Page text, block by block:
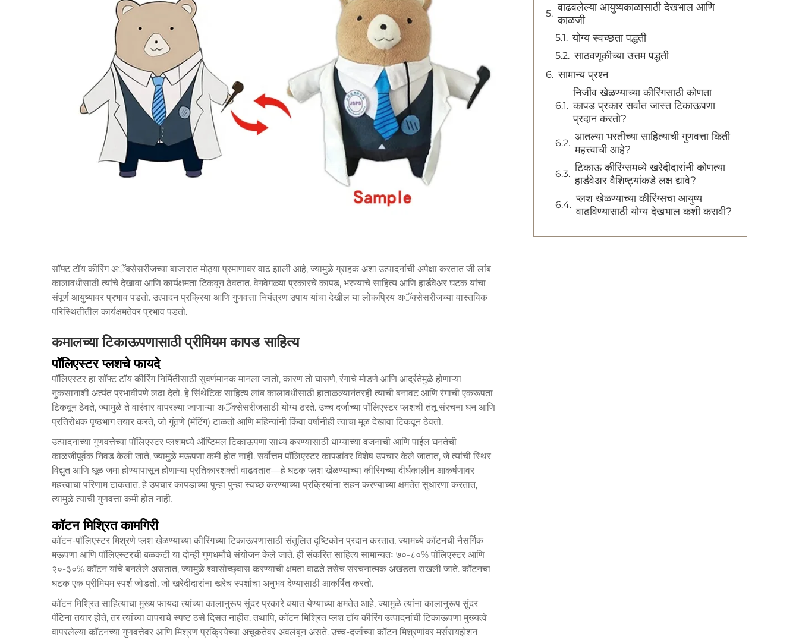
सॉफ्ट टॉय कीरिंग अॅक्सेसरीजच्या बाजारात मोठ्या प्रमाणावर वाढ झाली आहे, ज्यामुळे ग्राहक अशा उत्पादनांची अपेक्षा करतात जी लांब
कालावधीसाठी त्यांचे देखावा आणि कार्यक्षमता टिकवून ठेवतात. वेगवेगळ्या प्रकारचे कापड, भरण्याचे साहित्य आणि हार्डवेअर घटक यांचा
संपूर्ण आयुष्यावर प्रभाव पडतो. उत्पादन प्रक्रिया आणि गुणवत्ता नियंत्रण उपाय यांचा देखील या लोकप्रिय अॅक्सेसरीजच्या वास्तविक
परिस्थितीतील कार्यक्षमतेवर प्रभाव पडतो.
कमालच्या टिकाऊपणासाठी प्रीमियम कापड साहित्य
पॉलिएस्टर प्लशचे फायदे
पॉलिएस्टर हा सॉफ्ट टॉय कीरिंग निर्मितीसाठी सुवर्णमानक मानला जातो, कारण तो घासणे, रंगाचे मोडणे आणि आर्द्रतेमुळे होणाऱ्या
नुकसानाशी अत्यंत प्रभावीपणे लढा देतो. हे सिंथेटिक साहित्य लांब कालावधीसाठी हाताळल्यानंतरही त्याची बनावट आणि रंगाची एकरूपता
टिकवून ठेवते, ज्यामुळे ते वारंवार वापरल्या जाणाऱ्या अॅक्सेसरीजसाठी योग्य ठरते. उच्च दर्जाच्या पॉलिएस्टर प्लशची तंतू संरचना घन आणि
प्रतिरोधक पृष्ठभाग तयार करते, जो गुंतणे (मॅटिंग) टाळतो आणि महिन्यांनी किंवा वर्षांनीही त्याचा मूळ देखावा टिकवून ठेवतो.
उत्पादनाच्या गुणवत्तेच्या पॉलिएस्टर प्लशमध्ये ऑप्टिमल टिकाऊपणा साध्य करण्यासाठी धाग्याच्या वजनाची आणि पाईल घनतेची
काळजीपूर्वक निवड केली जाते, ज्यामुळे मऊपणा कमी होत नाही. सर्वोत्तम पॉलिएस्टर कापडांवर विशेष उपचार केले जातात, जे त्यांची स्थिर
विद्युत आणि धूळ जमा होण्यापासून होणाऱ्या प्रतिकारशक्ती वाढवतात—हे घटक प्लश खेळण्याच्या कीरिंगच्या दीर्घकालीन आकर्षणावर
महत्त्वाचा परिणाम टाकतात. हे उपचार कापडाच्या पुन्हा पुन्हा स्वच्छ करण्याच्या प्रक्रियांना सहन करण्याच्या क्षमतेत सुधारणा करतात,
त्यामुळे त्याची गुणवत्ता कमी होत नाही.
कॉटन मिश्रित कामगिरी
कॉटन-पॉलिएस्टर मिश्रणे प्लश खेळण्याच्या कीरिंगच्या टिकाऊपणासाठी संतुलित दृष्टिकोन प्रदान करतात, ज्यामध्ये कॉटनची नैसर्गिक
मऊपणा आणि पॉलिएस्टरची बळकटी या दोन्ही गुणधर्मांचे संयोजन केले जाते. ही संकरित साहित्य सामान्यतः ७०-८०% पॉलिएस्टर आणि
२०-३०% कॉटन यांचे बनलेले असतात, ज्यामुळे श्वासोच्छ्वास करण्याची क्षमता वाढते तसेच संरचनात्मक अखंडता राखली जाते. कॉटनचा
घटक एक प्रीमियम स्पर्श जोडतो, जो खरेदीदारांना खरेच स्पर्शाचा अनुभव देण्यासाठी आकर्षित करतो.
कॉटन मिश्रित साहित्याचा मुख्य फायदा त्यांच्या कालानुरूप सुंदर प्रकारे वयात येण्याच्या क्षमतेत आहे, ज्यामुळे त्यांना कालानुरूप सुंदर
पॅटिना तयार होते, तर त्यांच्या वापराचे स्पष्ट ठसे दिसत नाहीत. तथापि, कॉटन मिश्रित प्लश टॉय कीरिंग उत्पादनांची टिकाऊपणा मुख्यत्वे
वापरलेल्या कॉटनच्या गुणवत्तेवर आणि मिश्रण प्रक्रियेच्या अचूकतेवर अवलंबून असते. उच्च-दर्जाच्या कॉटन मिश्रणांवर मर्सरायझेशन
वाढवलेल्या आयुष्यकाळासाठी देखभाल आणि
काळजी
योग्य स्वच्छता पद्धती
साठवणूकीच्या उत्तम पद्धती
सामान्य प्रश्न
निर्जीव खेळण्याच्या कीरिंगसाठी कोणता
कापड प्रकार सर्वात जास्त टिकाऊपणा
प्रदान करतो?
आतल्या भरतीच्या साहित्याची गुणवत्ता किती
महत्त्वाची आहे?
टिकाऊ कीरिंग्समध्ये खरेदीदारांनी कोणत्या
हार्डवेअर वैशिष्ट्यांकडे लक्ष द्यावे?
प्लश खेळण्याच्या कीरिंग्सचा आयुष्य
वाढविण्यासाठी योग्य देखभाल कशी करावी?